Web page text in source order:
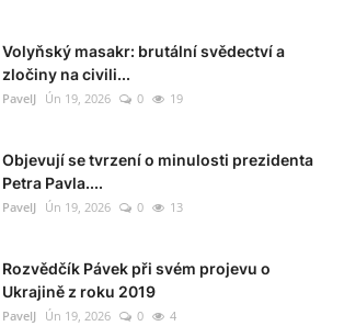
Volyňský masakr: brutální svědectví a
zločiny na civili...
PavelJ Ún 19, 2026 0 19
Objevují se tvrzení o minulosti prezidenta
Petra Pavla....
PavelJ Ún 19, 2026 0 13
Rozvědčík Pávek při svém projevu o
Ukrajině z roku 2019
PavelJ Ún 19, 2026 0 4